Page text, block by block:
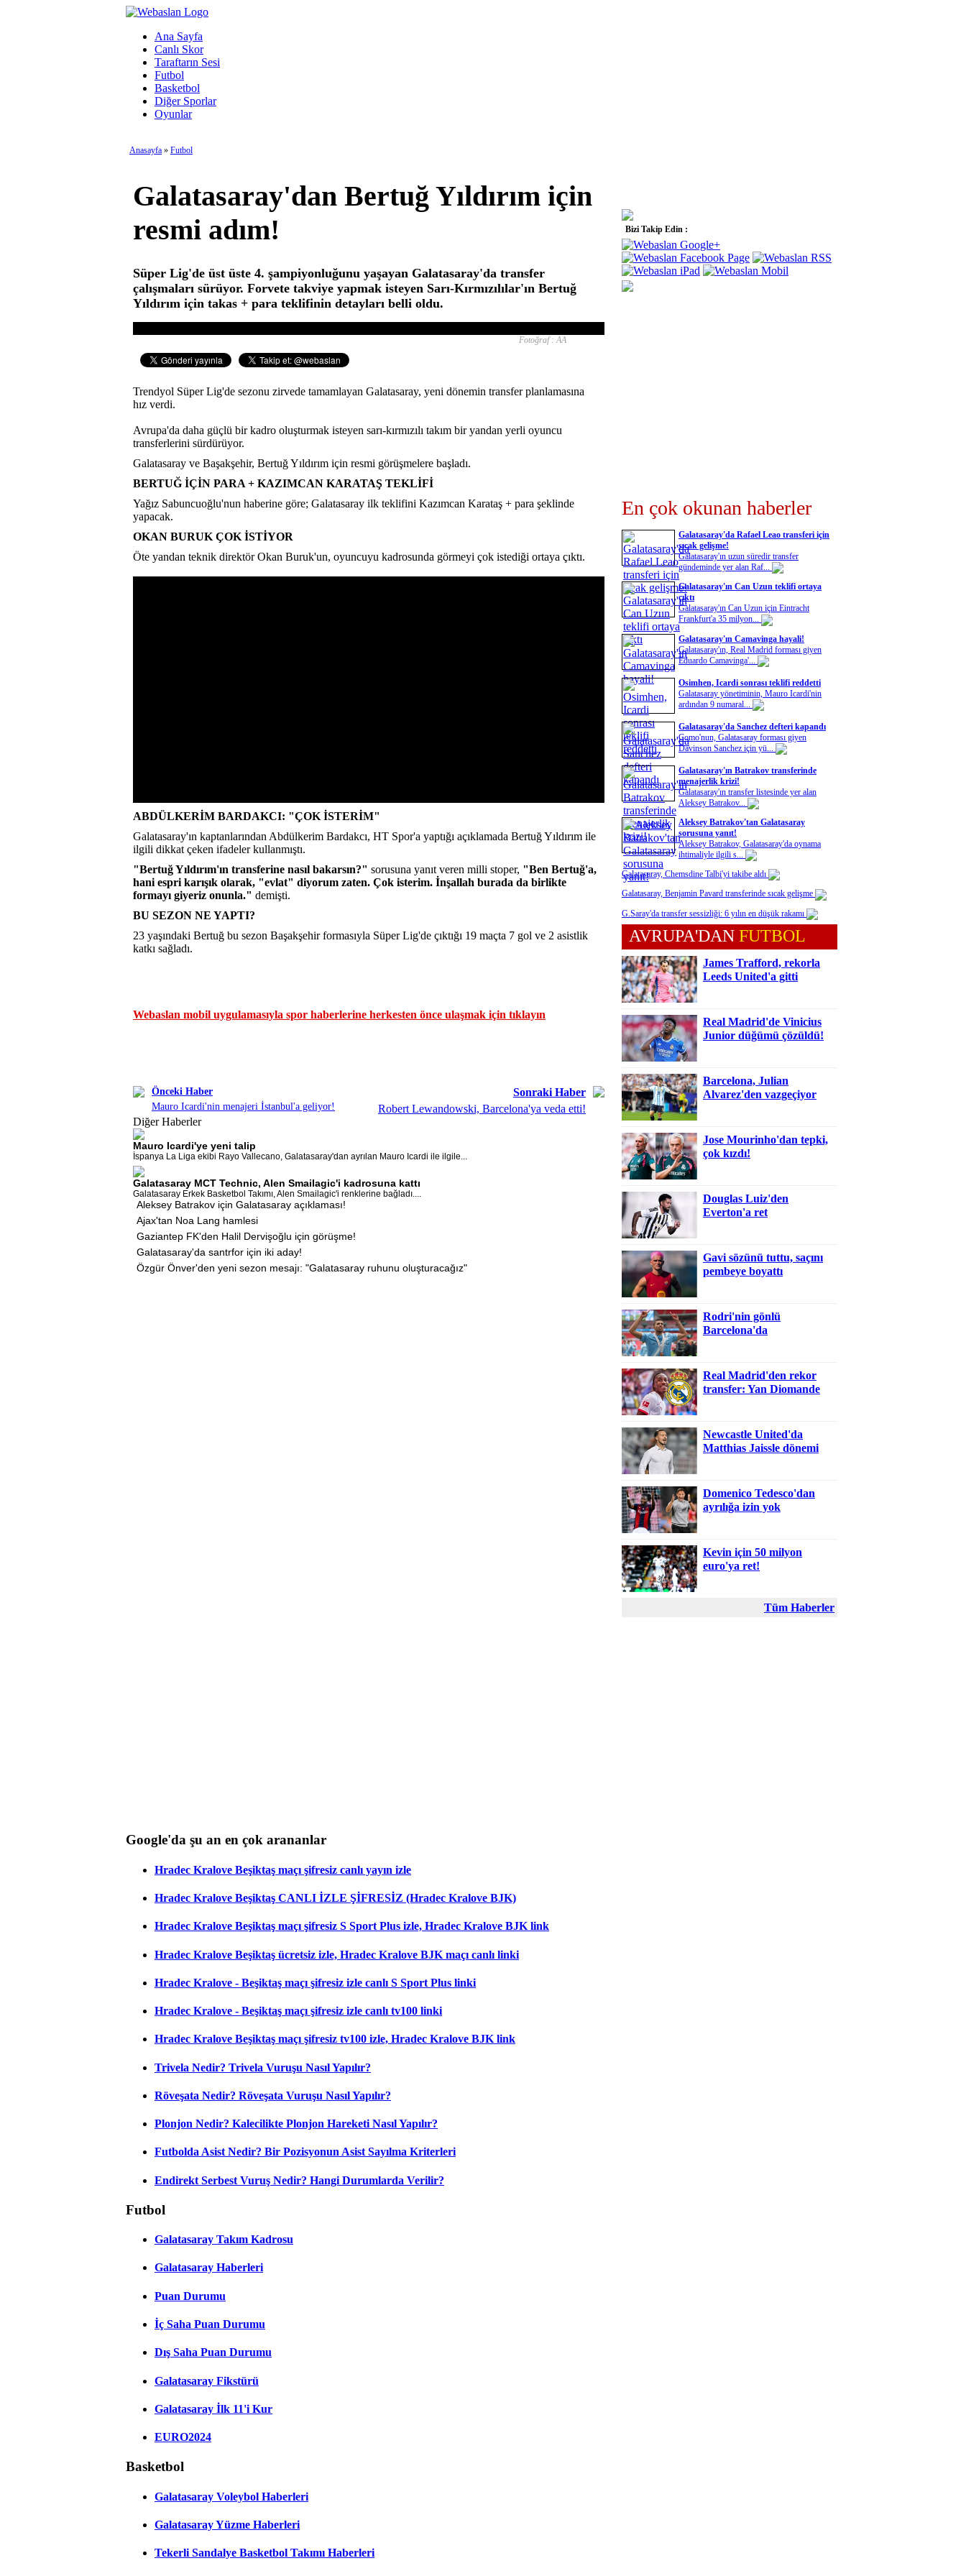
Ana Sayfa
Canlı Skor
Taraftarın Sesi
Futbol
Basketbol
Diğer Sporlar
Oyunlar
Anasayfa » Futbol
Galatasaray'dan Bertuğ Yıldırım için
resmi adım!
Süper Lig'de üst üste 4. şampiyonluğunu yaşayan Galatasaray'da transfer
çalışmaları sürüyor. Forvete takviye yapmak isteyen Sarı-Kırmızılılar'ın Bertuğ
Yıldırım için takas + para teklifinin detayları belli oldu.
Fotoğraf : AA
Trendyol Süper Lig'de sezonu zirvede tamamlayan Galatasaray, yeni dönemin transfer planlamasına
hız verdi.
Avrupa'da daha güçlü bir kadro oluşturmak isteyen sarı-kırmızılı takım bir yandan yerli oyuncu
transferlerini sürdürüyor.
Galatasaray ve Başakşehir, Bertuğ Yıldırım için resmi görüşmelere başladı.
BERTUĞ İÇİN PARA + KAZIMCAN KARATAŞ TEKLİFİ
Yağız Sabuncuoğlu'nun haberine göre; Galatasaray ilk teklifini Kazımcan Karataş + para şeklinde
yapacak.
OKAN BURUK ÇOK İSTİYOR
Öte yandan teknik direktör Okan Buruk'un, oyuncuyu kadrosunda görmeyi çok istediği ortaya çıktı.
ABDÜLKERİM BARDAKCI: "ÇOK İSTERİM"
Galatasaray'ın kaptanlarından Abdülkerim Bardakcı, HT Spor'a yaptığı açıklamada Bertuğ Yıldırım ile
ilgili dikkat çeken ifadeler kullanmıştı.
"Bertuğ Yıldırım'ın transferine nasıl bakarsın?" sorusuna yanıt veren milli stoper, "Ben Bertuğ'a,
hani espri karışık olarak, "evlat" diyorum zaten. Çok isterim. İnşallah burada da birlikte
formayı giyeriz onunla." demişti.
BU SEZON NE YAPTI?
23 yaşındaki Bertuğ bu sezon Başakşehir formasıyla Süper Lig'de çıktığı 19 maçta 7 gol ve 2 asistlik
katkı sağladı.
Webaslan mobil uygulamasıyla spor haberlerine herkesten önce ulaşmak için tıklayın
Önceki Haber
Mauro Icardi'nin menajeri İstanbul'a geliyor!
Sonraki Haber
Robert Lewandowski, Barcelona'ya veda etti!
Diğer Haberler
Mauro Icardi'ye yeni talip
İspanya La Liga ekibi Rayo Vallecano, Galatasaray'dan ayrılan Mauro Icardi ile ilgile...
Galatasaray MCT Technic, Alen Smailagic'i kadrosuna kattı
Galatasaray Erkek Basketbol Takımı, Alen Smailagic'i renklerine bağladı....
Aleksey Batrakov için Galatasaray açıklaması!
Ajax'tan Noa Lang hamlesi
Gaziantep FK'den Halil Dervişoğlu için görüşme!
Galatasaray'da santrfor için iki aday!
Özgür Önver'den yeni sezon mesajı: "Galatasaray ruhunu oluşturacağız"
Bizi Takip Edin :
En çok okunan haberler
Galatasaray'da Rafael Leao transferi için
sıcak gelişme!
Galatasaray'ın uzun süredir transfer
gündeminde yer alan Raf...
Galatasaray'ın Can Uzun teklifi ortaya
çıktı
Galatasaray'ın Can Uzun için Eintracht
Frankfurt'a 35 milyon...
Galatasaray'ın Camavinga hayali!
Galatasaray'ın, Real Madrid forması giyen
Eduardo Camavinga'...
Osimhen, Icardi sonrası teklifi reddetti
Galatasaray yönetiminin, Mauro Icardi'nin
ardından 9 numaral...
Galatasaray'da Sanchez defteri kapandı
Como'nun, Galatasaray forması giyen
Davinson Sanchez için yü...
Galatasaray'ın Batrakov transferinde
menajerlik krizi!
Galatasaray'ın transfer listesinde yer alan
Aleksey Batrakov...
Aleksey Batrakov'tan Galatasaray
sorusuna yanıt!
Aleksey Batrakov, Galatasaray'da oynama
ihtimaliyle ilgili s...
Galatasaray, Chemsdine Talbi'yi takibe aldı
Galatasaray, Benjamin Pavard transferinde sıcak gelişme
G.Saray'da transfer sessizliği: 6 yılın en düşük rakamı
AVRUPA'DAN FUTBOL
James Trafford, rekorla
Leeds United'a gitti
Real Madrid'de Vinicius
Junior düğümü çözüldü!
Barcelona, Julian
Alvarez'den vazgeçiyor
Jose Mourinho'dan tepki,
çok kızdı!
Douglas Luiz'den
Everton'a ret
Gavi sözünü tuttu, saçını
pembeye boyattı
Rodri'nin gönlü
Barcelona'da
Real Madrid'den rekor
transfer: Yan Diomande
Newcastle United'da
Matthias Jaissle dönemi
Domenico Tedesco'dan
ayrılığa izin yok
Kevin için 50 milyon
euro'ya ret!
Tüm Haberler
Google'da şu an en çok arananlar
Hradec Kralove Beşiktaş maçı şifresiz canlı yayın izle
Hradec Kralove Beşiktaş CANLI İZLE ŞİFRESİZ (Hradec Kralove BJK)
Hradec Kralove Beşiktaş maçı şifresiz S Sport Plus izle, Hradec Kralove BJK link
Hradec Kralove Beşiktaş ücretsiz izle, Hradec Kralove BJK maçı canlı linki
Hradec Kralove - Beşiktaş maçı şifresiz izle canlı S Sport Plus linki
Hradec Kralove - Beşiktaş maçı şifresiz izle canlı tv100 linki
Hradec Kralove Beşiktaş maçı şifresiz tv100 izle, Hradec Kralove BJK link
Trivela Nedir? Trivela Vuruşu Nasıl Yapılır?
Röveşata Nedir? Röveşata Vuruşu Nasıl Yapılır?
Plonjon Nedir? Kalecilikte Plonjon Hareketi Nasıl Yapılır?
Futbolda Asist Nedir? Bir Pozisyonun Asist Sayılma Kriterleri
Endirekt Serbest Vuruş Nedir? Hangi Durumlarda Verilir?
Futbol
Galatasaray Takım Kadrosu
Galatasaray Haberleri
Puan Durumu
İç Saha Puan Durumu
Dış Saha Puan Durumu
Galatasaray Fikstürü
Galatasaray İlk 11'i Kur
EURO2024
Basketbol
Galatasaray Voleybol Haberleri
Galatasaray Yüzme Haberleri
Tekerli Sandalye Basketbol Takımı Haberleri